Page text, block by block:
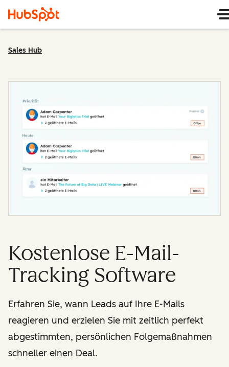
Sales Hub
Kostenlose E-Mail-
Tracking Software
Erfahren Sie, wann Leads auf Ihre E-Mails
reagieren und erzielen Sie mit zeitlich perfekt
abgestimmten, persönlichen Folgemaßnahmen
schneller einen Deal.